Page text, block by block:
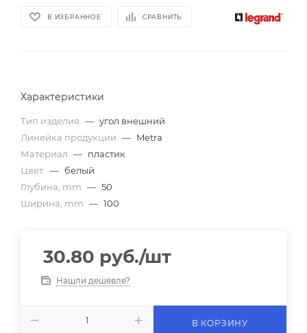
В ИЗБРАННОЕ СРАВНИТЬ
Характеристики
Тип изделия — угол внешний
Линейка продукции — Metra
Материал — пластик
Цвет.
— белый
Глубина, mm — 50
Ширина, mm — 100
30.80 руб./шт
Нашли дешевле?
В КОРЗИНУ